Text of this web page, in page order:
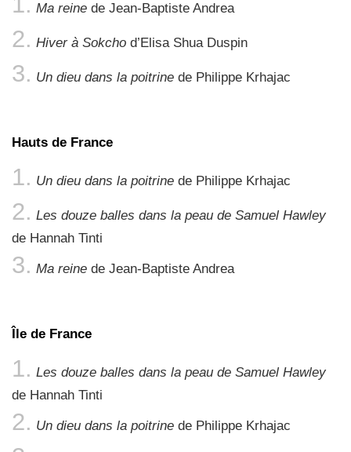
Ma reine de Jean-Baptiste Andrea
Hiver à Sokcho d’Elisa Shua Duspin
Un dieu dans la poitrine de Philippe Krhajac
Hauts de France
Un dieu dans la poitrine de Philippe Krhajac
Les douze balles dans la peau de Samuel Hawley
de Hannah Tinti
Ma reine de Jean-Baptiste Andrea
Île de France
Les douze balles dans la peau de Samuel Hawley
de Hannah Tinti
Un dieu dans la poitrine de Philippe Krhajac